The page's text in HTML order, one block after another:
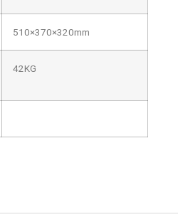
510×370×320mm
42KG